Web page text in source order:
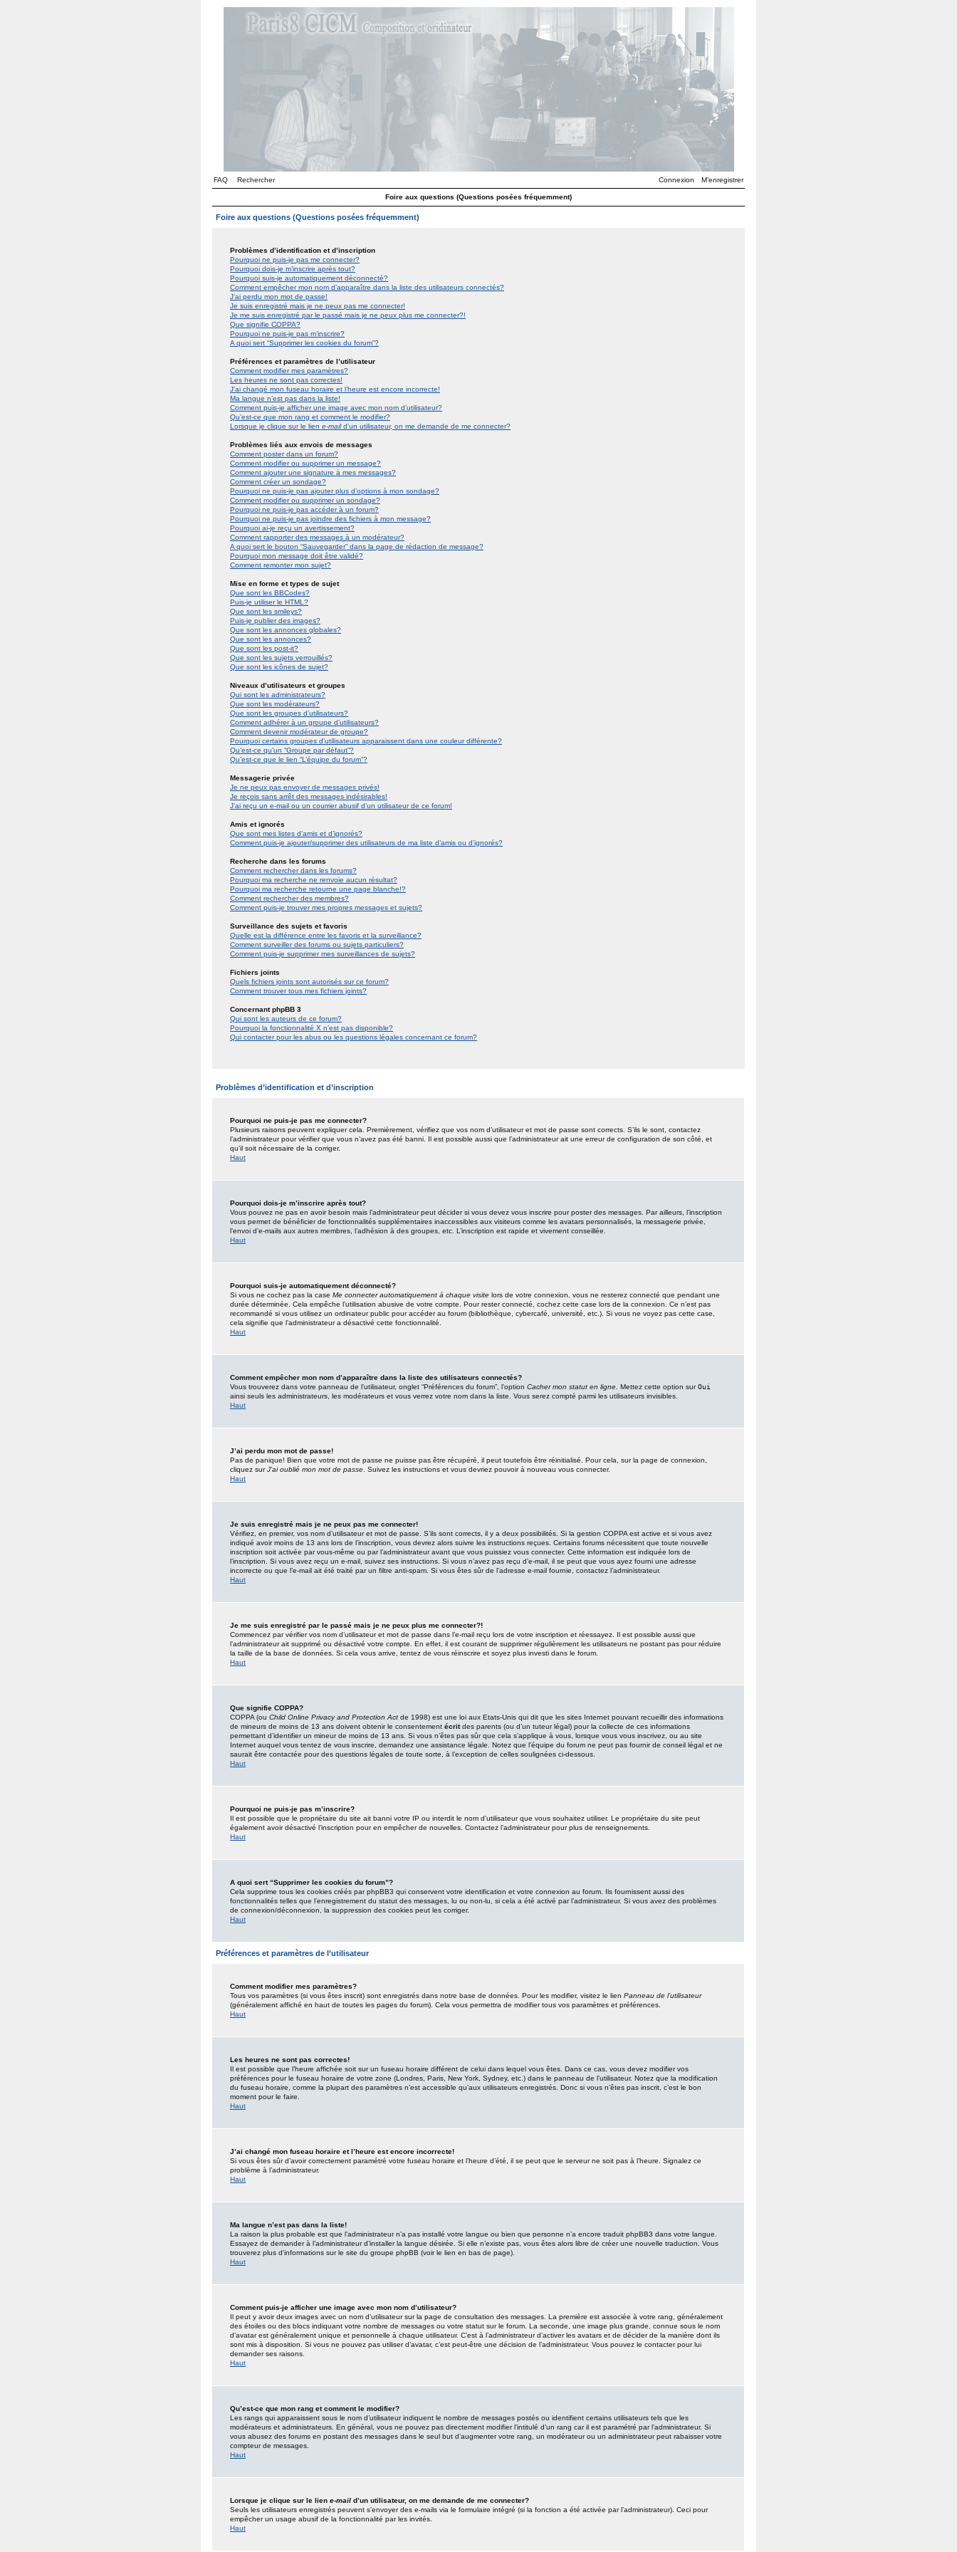
FAQ Rechercher Connexion M’enregistrer
Foire aux questions (Questions posées fréquemment)
Foire aux questions (Questions posées fréquemment)
Problèmes d’identification et d’inscription
Pourquoi ne puis-je pas me connecter?
Pourquoi dois-je m’inscrire après tout?
Pourquoi suis-je automatiquement déconnecté?
Comment empêcher mon nom d’apparaître dans la liste des utilisateurs connectés?
J’ai perdu mon mot de passe!
Je suis enregistré mais je ne peux pas me connecter!
Je me suis enregistré par le passé mais je ne peux plus me connecter?!
Que signifie COPPA?
Pourquoi ne puis-je pas m’inscrire?
A quoi sert “Supprimer les cookies du forum”?
Préférences et paramètres de l’utilisateur
Comment modifier mes paramètres?
Les heures ne sont pas correctes!
J’ai changé mon fuseau horaire et l’heure est encore incorrecte!
Ma langue n’est pas dans la liste!
Comment puis-je afficher une image avec mon nom d’utilisateur?
Qu’est-ce que mon rang et comment le modifier?
Lorsque je clique sur le lien e-maild’un utilisateur, on me demande de me connecter?
Problèmes liés aux envois de messages
Comment poster dans un forum?
Comment modifier ou supprimer un message?
Comment ajouter une signature à mes messages?
Comment créer un sondage?
Pourquoi ne puis-je pas ajouter plus d’options à mon sondage?
Comment modifier ou supprimer un sondage?
Pourquoi ne puis-je pas accéder à un forum?
Pourquoi ne puis-je pas joindre des fichiers à mon message?
Pourquoi ai-je reçu un avertissement?
Comment rapporter des messages à un modérateur?
A quoi sert le bouton “Sauvegarder” dans la page de rédaction de message?
Pourquoi mon message doit être validé?
Comment remonter mon sujet?
Mise en forme et types de sujet
Que sont les BBCodes?
Puis-je utiliser le HTML?
Que sont les smileys?
Puis-je publier des images?
Que sont les annonces globales?
Que sont les annonces?
Que sont les post-it?
Que sont les sujets verrouillés?
Que sont les icônes de sujet?
Niveaux d’utilisateurs et groupes
Qui sont les administrateurs?
Que sont les modérateurs?
Que sont les groupes d’utilisateurs?
Comment adhérer à un groupe d’utilisateurs?
Comment devenir modérateur de groupe?
Pourquoi certains groupes d’utilisateurs apparaissent dans une couleur différente?
Qu’est-ce qu’un “Groupe par défaut”?
Qu’est-ce que le lien “L’équipe du forum”?
Messagerie privée
Je ne peux pas envoyer de messages privés!
Je reçois sans arrêt des messages indésirables!
J’ai reçu un e-mail ou un courrier abusif d’un utilisateur de ce forum!
Amis et ignorés
Que sont mes listes d’amis et d’ignorés?
Comment puis-je ajouter/supprimer des utilisateurs de ma liste d’amis ou d’ignorés?
Recherche dans les forums
Comment rechercher dans les forums?
Pourquoi ma recherche ne renvoie aucun résultat?
Pourquoi ma recherche retourne une page blanche!?
Comment rechercher des membres?
Comment puis-je trouver mes propres messages et sujets?
Surveillance des sujets et favoris
Quelle est la différence entre les favoris et la surveillance?
Comment surveiller des forums ou sujets particuliers?
Comment puis-je supprimer mes surveillances de sujets?
Fichiers joints
Quels fichiers joints sont autorisés sur ce forum?
Comment trouver tous mes fichiers joints?
Concernant phpBB 3
Qui sont les auteurs de ce forum?
Pourquoi la fonctionnalité X n’est pas disponible?
Qui contacter pour les abus ou les questions légales concernant ce forum?
Problèmes d’identification et d’inscription
Pourquoi ne puis-je pas me connecter?
Plusieurs raisons peuvent expliquer cela. Premièrement, vérifiez que vos nom d’utilisateur et mot de passe sont corrects. S’ils le sont, contactez
l’administrateur pour vérifier que vous n’avez pas été banni. Il est possible aussi que l’administrateur ait une erreur de configuration de son côté, et
qu’il soit nécessaire de la corriger.
Haut
Pourquoi dois-je m’inscrire après tout?
Vous pouvez ne pas en avoir besoin mais l’administrateur peut décider si vous devez vous inscrire pour poster des messages. Par ailleurs, l’inscription
vous permet de bénéficier de fonctionnalités supplémentaires inaccessibles aux visiteurs comme les avatars personnalisés, la messagerie privée,
l’envoi d’e-mails aux autres membres, l’adhésion à des groupes, etc. L’inscription est rapide et vivement conseillée.
Haut
Pourquoi suis-je automatiquement déconnecté?
Si vous ne cochez pas la case Me connecter automatiquement à chaque visite lors de votre connexion, vous ne resterez connecté que pendant une
durée déterminée. Cela empêche l’utilisation abusive de votre compte. Pour rester connecté, cochez cette case lors de la connexion. Ce n’est pas
recommandé si vous utilisez un ordinateur public pour accéder au forum (bibliothèque, cybercafé, université, etc.). Si vous ne voyez pas cette case,
cela signifie que l’administrateur a désactivé cette fonctionnalité.
Haut
Comment empêcher mon nom d’apparaître dans la liste des utilisateurs connectés?
Vous trouverez dans votre panneau de l’utilisateur, onglet “Préférences du forum”, l’option Cacher mon statut en ligne . Mettez cette option surOui
ainsi seuls les administrateurs, les modérateurs et vous verrez votre nom dans la liste. Vous serez compté parmi les utilisateurs invisibles.
Haut
J’ai perdu mon mot de passe!
Pas de panique! Bien que votre mot de passe ne puisse pas être récupéré, il peut toutefois être réinitialisé. Pour cela, sur la page de connexion,
cliquez surJ’ai oublié mon mot de passe . Suivez les instructions et vous devriez pouvoir à nouveau vous connecter.
Haut
Je suis enregistré mais je ne peux pas me connecter!
Vérifiez, en premier, vos nom d’utilisateur et mot de passe. S’ils sont corrects, il y a deux possibilités. Si la gestion COPPA est active et si vous avez
indiqué avoir moins de 13 ans lors de l’inscription, vous devrez alors suivre les instructions reçues. Certains forums nécessitent que toute nouvelle
inscription soit activée par vous-même ou par l’administrateur avant que vous puissiez vous connecter. Cette information est indiquée lors de
l’inscription. Si vous avez reçu un e-mail, suivez ses instructions. Si vous n’avez pas reçu d’e-mail, il se peut que vous ayez fourni une adresse
incorrecte ou que l’e-mail ait été traité par un filtre anti-spam. Si vous êtes sûr de l’adresse e-mail fournie, contactez l’administrateur.
Haut
Je me suis enregistré par le passé mais je ne peux plus me connecter?!
Commencez par vérifier vos nom d’utilisateur et mot de passe dans l’e-mail reçu lors de votre inscription et réessayez. Il est possible aussi que
l’administrateur ait supprimé ou désactivé votre compte. En effet, il est courant de supprimer régulièrement les utilisateurs ne postant pas pour réduire
la taille de la base de données. Si cela vous arrive, tentez de vous réinscrire et soyez plus investi dans le forum.
Haut
Que signifie COPPA?
COPPA (ou Child Online Privacy and Protection Act de 1998) est une loi aux Etats-Unis qui dit que les sites Internet pouvant recueillir des informations
de mineurs de moins de 13 ans doivent obtenir le consentement écritdes parents (ou d’un tuteur légal) pour la collecte de ces informations
permettant d’identifier un mineur de moins de 13 ans. Si vous n’êtes pas sûr que cela s’applique à vous, lorsque vous vous inscrivez, ou au site
Internet auquel vous tentez de vous inscrire, demandez une assistance légale. Notez que l’équipe du forum ne peut pas fournir de conseil légal et ne
saurait être contactée pour des questions légales de toute sorte, à l’exception de celles soulignées ci-dessous.
Haut
Pourquoi ne puis-je pas m’inscrire?
Il est possible que le propriétaire du site ait banni votre IP ou interdit le nom d’utilisateur que vous souhaitez utiliser. Le propriétaire du site peut
également avoir désactivé l’inscription pour en empêcher de nouvelles. Contactez l’administrateur pour plus de renseignements.
Haut
A quoi sert “Supprimer les cookies du forum”?
Cela supprime tous les cookies créés par phpBB3 qui conservent votre identification et votre connexion au forum. Ils fournissent aussi des
fonctionnalités telles que l’enregistrement du statut des messages, lu ou non-lu, si cela a été activé par l’administrateur. Si vous avez des problèmes
de connexion/déconnexion, la suppression des cookies peut les corriger.
Haut
Préférences et paramètres de l’utilisateur
Comment modifier mes paramètres?
Tous vos paramètres (si vous êtes inscrit) sont enregistrés dans notre base de données. Pour les modifier, visitez le lien Panneau de l’utilisateur
(généralement affiché en haut de toutes les pages du forum). Cela vous permettra de modifier tous vos paramètres et préférences.
Haut
Les heures ne sont pas correctes!
Il est possible que l’heure affichée soit sur un fuseau horaire différent de celui dans lequel vous êtes. Dans ce cas, vous devez modifier vos
préférences pour le fuseau horaire de votre zone (Londres, Paris, New York, Sydney, etc.) dans le panneau de l’utilisateur. Notez que la modification
du fuseau horaire, comme la plupart des paramètres n’est accessible qu’aux utilisateurs enregistrés. Donc si vous n’êtes pas inscrit, c’est le bon
moment pour le faire.
Haut
J’ai changé mon fuseau horaire et l’heure est encore incorrecte!
Si vous êtes sûr d’avoir correctement paramétré votre fuseau horaire et l’heure d’été, il se peut que le serveur ne soit pas à l’heure. Signalez ce
problème à l’administrateur.
Haut
Ma langue n’est pas dans la liste!
La raison la plus probable est que l’administrateur n’a pas installé votre langue ou bien que personne n’a encore traduit phpBB3 dans votre langue.
Essayez de demander à l’administrateur d’installer la langue désirée. Si elle n’existe pas, vous êtes alors libre de créer une nouvelle traduction. Vous
trouverez plus d’informations sur le site du groupe phpBB (voir le lien en bas de page).
Haut
Comment puis-je afficher une image avec mon nom d’utilisateur?
Il peut y avoir deux images avec un nom d’utilisateur sur la page de consultation des messages. La première est associée à votre rang, généralement
des étoiles ou des blocs indiquant votre nombre de messages ou votre statut sur le forum. La seconde, une image plus grande, connue sous le nom
d’avatar est généralement unique et personnelle à chaque utilisateur. C’est à l’administrateur d’activer les avatars et de décider de la manière dont ils
sont mis à disposition. Si vous ne pouvez pas utiliser d’avatar, c’est peut-être une décision de l’administrateur. Vous pouvez le contacter pour lui
demander ses raisons.
Haut
Qu’est-ce que mon rang et comment le modifier?
Les rangs qui apparaissent sous le nom d’utilisateur indiquent le nombre de messages postés ou identifient certains utilisateurs tels que les
modérateurs et administrateurs. En général, vous ne pouvez pas directement modifier l’intitulé d’un rang car il est paramétré par l’administrateur. Si
vous abusez des forums en postant des messages dans le seul but d’augmenter votre rang, un modérateur ou un administrateur peut rabaisser votre
compteur de messages.
Haut
Lorsque je clique sur le lien e-mail d’un utilisateur, on me demande de me connecter?
Seuls les utilisateurs enregistrés peuvent s’envoyer des e-mails via le formulaire intégré (si la fonction a été activée par l’administrateur). Ceci pour
empêcher un usage abusif de la fonctionnalité par les invités.
Haut